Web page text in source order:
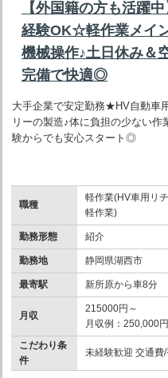
【外国籍の方も活躍
経験OK☆軽作業メイ
機械操作♪土日休み＆
完備で快適◎
大手企業で安定勤務★HV自動車
リーの製造♪体に負担の少ない作
験からでも安心スタート◎
職種
軽作業(HV車用リ
軽作業)
勤務形態 紹介
勤務地 静岡県湖西市
最寄駅 新所原から車8分
月収
215000円～
月収例：250,000
こだわり条
件
未経験歓迎 交通費/